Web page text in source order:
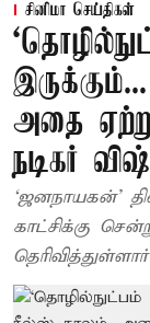
சினிமா செய்திகள்
அதை
நடிகர்
‘ஜனநாயகன்’
காட்சிக்கு